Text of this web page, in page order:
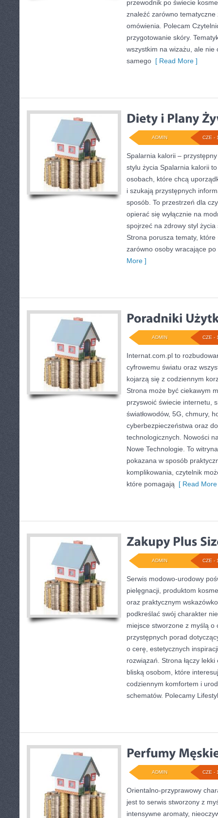
przewodnik po świecie
znaleźć zarówno
omówienia. Polecam
przygotowanie skóry.
wszystkim na wizażu, ale nie
samego [ Read More ]
CZE -
ADMIN
Spalarnia kalorii –
stylu życia Spalarnia kalorii
osobach, które chcą
i szukają przystępnych
sposób. To przestrzeń dla
opierać się wyłącznie na
spojrzeć na zdrowy styl
Strona porusza tematy,
zarówno osoby wracające
More ]
CZE -
ADMIN
Internat.com.pl to
cyfrowemu światu oraz
kojarzą się z codziennym
Strona może być ciekawym
przyswoić świecie internetu,
światłowodów, 5G, chmury,
cyberbezpieczeństwa oraz
technologicznych. Nowości
Nowe Technologie. To
pokazana w sposób
komplikowania, czytelnik
które pomagają [ Read
CZE -
ADMIN
Serwis modowo-urodowy
pielęgnacji, produktom
oraz praktycznym
podkreślać swój charakter
miejsce stworzone z myślą o
przystępnych porad
o cerę, estetycznych
rozwiązań. Strona łączy
bliską osobom, które
codziennym komfortem i
schematów. Polecamy
CZE -
ADMIN
Orientalno-przyprawowy
jest to serwis stworzony z
intensywne aromaty,